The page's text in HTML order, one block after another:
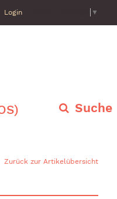
Login ▼
Suche
Zurück zur Artikelübersicht